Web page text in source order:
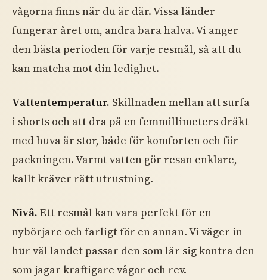
vågorna finns när du är där. Vissa länder
fungerar året om, andra bara halva. Vi anger
den bästa perioden för varje resmål, så att du
kan matcha mot din ledighet.
Vattentemperatur. Skillnaden mellan att surfa
i shorts och att dra på en femmillimeters dräkt
med huva är stor, både för komforten och för
packningen. Varmt vatten gör resan enklare,
kallt kräver rätt utrustning.
Nivå. Ett resmål kan vara perfekt för en
nybörjare och farligt för en annan. Vi väger in
hur väl landet passar den som lär sig kontra den
som jagar kraftigare vågor och rev.